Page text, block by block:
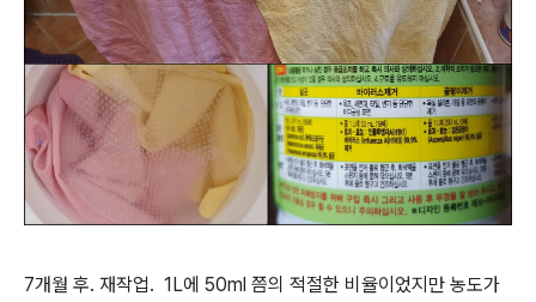
7개월 후. 재작업. 1L에 50ml 쯤의 적절한 비율이었지만 농도가